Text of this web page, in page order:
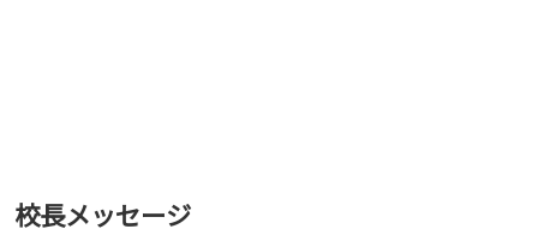
校長メッセージ